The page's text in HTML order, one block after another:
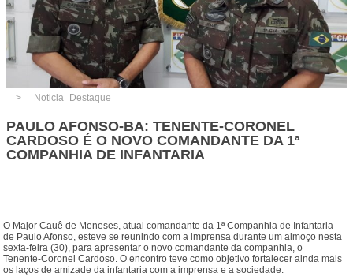
Noticia_Destaque
PAULO AFONSO-BA: TENENTE-CORONEL
CARDOSO É O NOVO COMANDANTE DA 1ª
COMPANHIA DE INFANTARIA
O Major Cauê de Meneses, atual comandante da 1ª Companhia de Infantaria
de Paulo Afonso, esteve se reunindo com a imprensa durante um almoço nesta
sexta-feira (30), para apresentar o novo comandante da companhia, o
Tenente-Coronel Cardoso. O encontro teve como objetivo fortalecer ainda mais
os laços de amizade da infantaria com a imprensa e a sociedade.